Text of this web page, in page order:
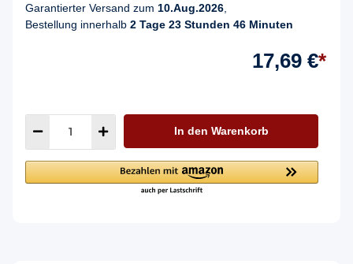
Garantierter Versand zum 10.Aug.2026
Bestellung innerhalb 2 Tage 23 Stunden 46 Minuten
17,69 €*
In den Warenkorb